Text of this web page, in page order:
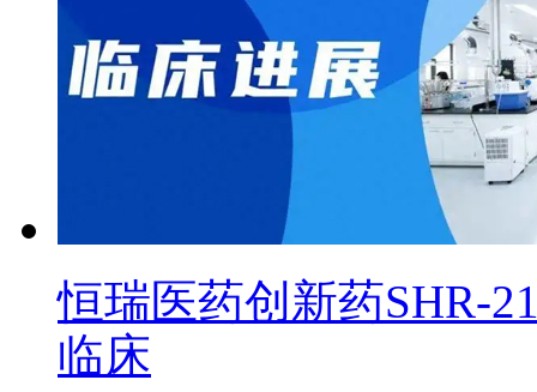
恒瑞医药创新药SHR-
临床